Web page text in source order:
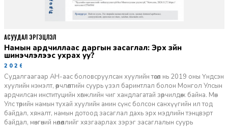
Намын ардчиллаас даргын засаглал: Эрх зүйн
шинэчлэлээс ухрах уу?
2026-07-08
Судалгаагаар АН-аас боловсруулсан хуулийн төсөл нь 2019 оны Үндсэн
хуулийн нэмэлт, өөрчлөлтийн суурь үзэл баримтлал болон Монгол Улсын
ардчилсан институцийн хөгжлийн чиг хандлагатай зөрчилдөж байна. Мөн
Улс төрийн намын тухай хуулийн амин сүнс болсон санхүүгийн ил тод
байдал, хяналт, намын дотоод засаглал дахь эрх мэдлийн тэнцвэрт
байдал, мөнгөний нөлөөллийг хязгаарлах зэрэг засаглалын суурь
АСУУДАЛ ЭРГЭЦҮҮЛЭЛ